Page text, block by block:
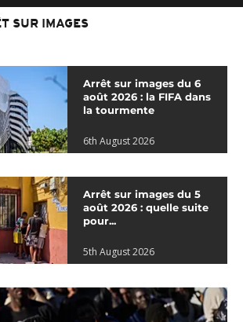
SUR IMAGES
Arrêt sur images du 6
août 2026 : la FIFA dans
la tourmente
6th August 2026
Arrêt sur images du 5
août 2026 : quelle suite
pour...
5th August 2026